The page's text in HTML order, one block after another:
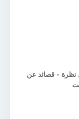
- قصائد عن